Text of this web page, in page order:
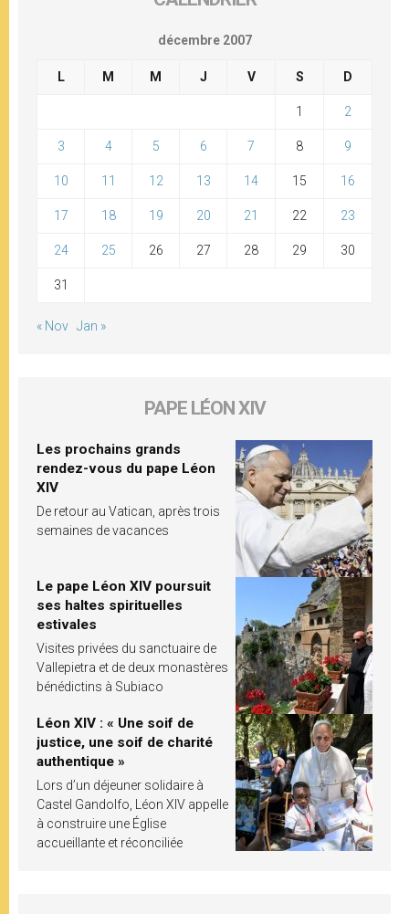
décembre 2007
L M M J V S D
1 2
3 4 5 6 7 8 9
10 11 12 13 14 15 16
17 18 19 20 21 22 23
24 25 26 27 28 29 30
31
« Nov Jan »
PAPE LÉON XIV
Les prochains grands
rendez-vous du pape Léon
XIV
De retour au Vatican, après trois
semaines de vacances
Le pape Léon XIV poursuit
ses haltes spirituelles
estivales
Visites privées du sanctuaire de
Vallepietra et de deux monastères
bénédictins à Subiaco
Léon XIV : « Une soif de
justice, une soif de charité
authentique »
Lors d’un déjeuner solidaire à
Castel Gandolfo, Léon XIV appelle
à construire une Église
accueillante et réconciliée